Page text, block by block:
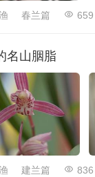
春兰篇 659
名山胭脂
建兰篇 836